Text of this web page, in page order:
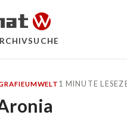
SUCHE
UMWELT 1 MINUTE